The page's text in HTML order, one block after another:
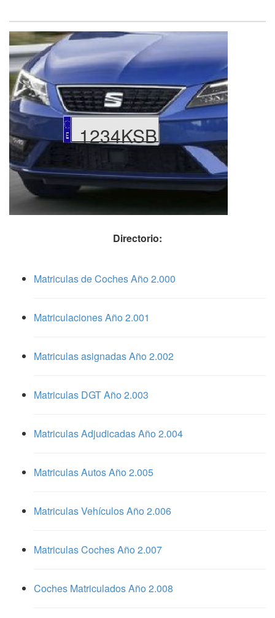
1234KSB
Directorio:
Matriculas de Coches Año 2.000
Matriculaciones Año 2.001
Matriculas asignadas Año 2.002
Matriculas DGT Año 2.003
Matriculas Adjudicadas Año 2.004
Matriculas Autos Año 2.005
Matriculas Vehículos Año 2.006
Matriculas Coches Año 2.007
Coches Matriculados Año 2.008